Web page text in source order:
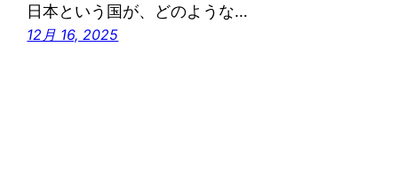
日本という国が、どのような…
12月 16, 2025